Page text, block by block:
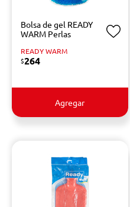
Bolsa de gel READY
WARM Perlas
READY WARM
$264
Agregar